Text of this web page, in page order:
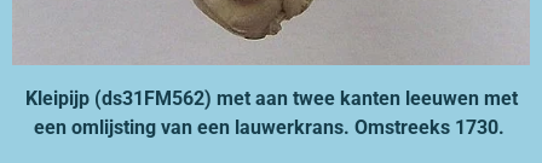
Kleipijp (ds31FM562) met aan twee kanten leeuwen met
een omlijsting van een lauwerkrans. Omstreeks 1730.